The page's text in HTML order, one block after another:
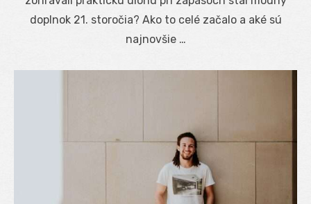
doplnok 21. storočia? Ako to celé začalo a aké sú
najnovšie …